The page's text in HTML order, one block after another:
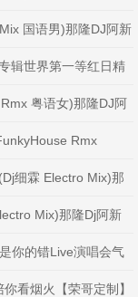
国语男)那隆DJ阿新
辑世界第一等红日精
粤语女)那隆DJ阿
Rmx
细霖 Electro Mix)那
Mix)那隆Dj阿新
你的错Live演唱会气
看烟火【荣哥定制】